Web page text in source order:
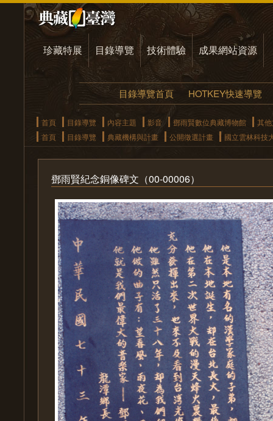
珍藏特展 目錄導覽 技術體驗 成果網站資源
目錄導覽首頁 HOTKEY快速導覽
首頁 目錄導覽 內容主題 影音 鄧雨賢數位典藏博物館
其
首頁
目錄導覽 典藏機構與計畫 公開徵選計畫 國立雲林科技
鄧雨賢紀念銅像碑文（00-00006）